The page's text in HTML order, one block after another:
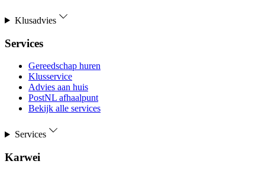
Klusadvies
Services
Gereedschap huren
Klusservice
Advies aan huis
PostNL afhaalpunt
Bekijk alle services
Services
Karwei